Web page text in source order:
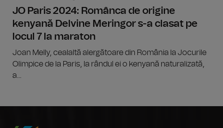
JO Paris 2024: Românca de origine
kenyană Delvine Meringor s-a clasat pe
locul 7 la maraton
Joan Melly, cealaltă alergătoare din România la Jocurile
Olimpice de la Paris, la rândul ei o kenyană naturalizată,
a...